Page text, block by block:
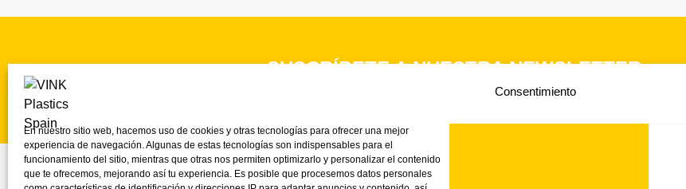
Consentimiento
En nuestro sitio web, hacemos uso de cookies y otras tecnologías para ofrecer una mejor
experiencia de navegación. Algunas de estas tecnologías son indispensables para el
funcionamiento del sitio, mientras que otras nos permiten optimizarlo y personalizar el contenido
que te ofrecemos, mejorando así tu experiencia. Es posible que procesemos datos personales
SUSCRÍBETE A NUESTRA NEWSLETTER
¡Y mantente al día con nuestras noticias, promociones y próximos eventos.